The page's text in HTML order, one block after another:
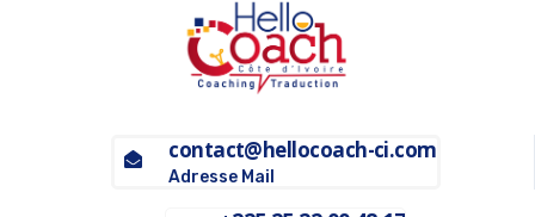
contact@hellocoach-ci.com
Adresse Mail